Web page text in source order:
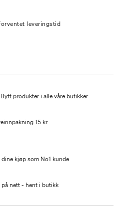
leveringstid
Bytt produkter i alle våre butikker
15 kr.
kjøp som No1 kunde
på nett - hent i butikk